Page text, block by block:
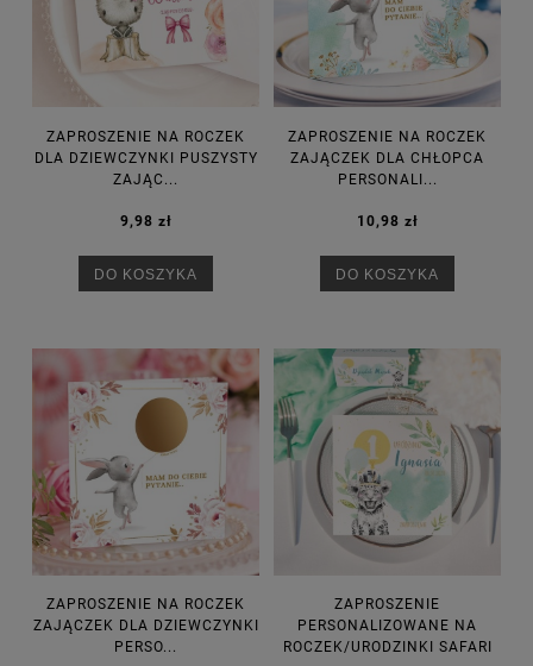
ZAPROSZENIE NA ROCZEK
DLA DZIEWCZYNKI PUSZYSTY
ZAJĄC...
9,98 zł
DO KOSZYKA
ZAPROSZENIE NA ROCZEK
ZAJĄCZEK DLA CHŁOPCA
PERSONALI...
10,98 zł
DO KOSZYKA
ZAPROSZENIE NA ROCZEK
ZAJĄCZEK DLA DZIEWCZYNKI
PERSO...
ZAPROSZENIE
PERSONALIZOWANE NA
ROCZEK/URODZINKI SAFARI